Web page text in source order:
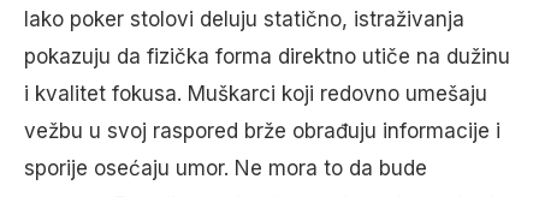
Iako poker stolovi deluju statično, istraživanja
pokazuju da fizička forma direktno utiče na dužinu
i kvalitet fokusa. Muškarci koji redovno umešaju
vežbu u svoj raspored brže obrađuju informacije i
sporije osećaju umor. Ne mora to da bude